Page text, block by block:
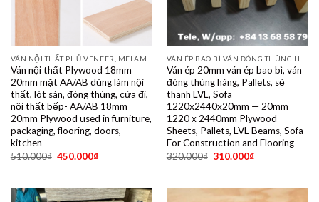
Ván nội thất Plywood 18mm
20mm mặt AA/AB dùng làm nội
thất, lót sàn, đóng thùng, cửa đi,
nội thất bếp- AA/AB 18mm
20mm Plywood used in furniture,
packaging, flooring, doors,
kitchen
510.000₫ 450.000₫
Ván ép 20mm ván ép bao bì, ván
đóng thùng hàng, Pallets, sẻ
thanh LVL, Sofa
1220x2440x20mm — 20mm
1220 x 2440mm Plywood
Sheets, Pallets, LVL Beams, Sofa
For Construction and Flooring
320.000₫ 310.000₫